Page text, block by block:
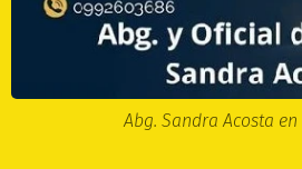
Abg. Sandra Acosta en